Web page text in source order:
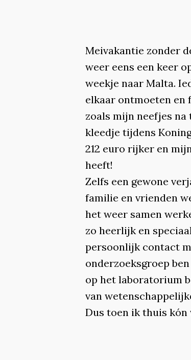
Meivakantie zonder
weer eens een keer
weekje naar Malta.
elkaar ontmoeten en
zoals mijn neefjes
kleedje tijdens
212 euro rijker en
heeft!
Zelfs een gewone
familie en vrienden
het weer samen
zo heerlijk en
persoonlijk contact
onderzoeksgroep
op het laboratorium
van
Dus toen ik thuis